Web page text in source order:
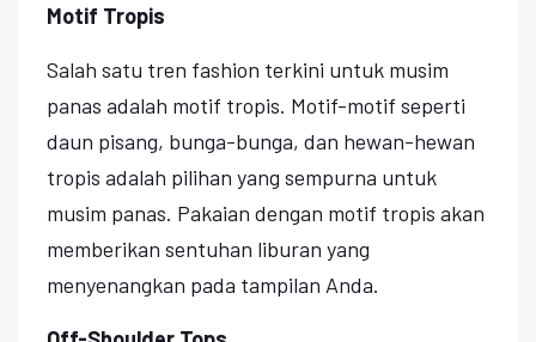
Motif Tropis
Salah satu tren fashion terkini untuk musim
panas adalah motif tropis. Motif-motif seperti
daun pisang, bunga-bunga, dan hewan-hewan
tropis adalah pilihan yang sempurna untuk
musim panas. Pakaian dengan motif tropis akan
memberikan sentuhan liburan yang
menyenangkan pada tampilan Anda.